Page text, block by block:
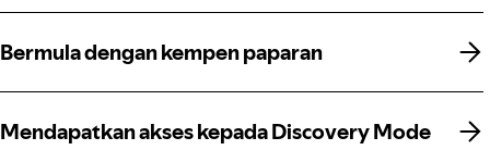
Bermula dengan kempen paparan
Bermula dengan kempen paparan
Mendapatkan akses kepada Discovery Mode
Mendapatkan akses kepada Discovery Mode